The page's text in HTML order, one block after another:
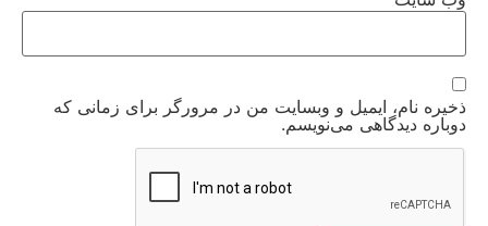
ذخیره نام، ایمیل و وبسایت من در مرورگر برای زمانی که
دوباره دیدگاهی می‌نویسم.